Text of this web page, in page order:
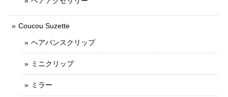
Coucou Suzette
ヘアバンスクリップ
ミニクリップ
ミラー